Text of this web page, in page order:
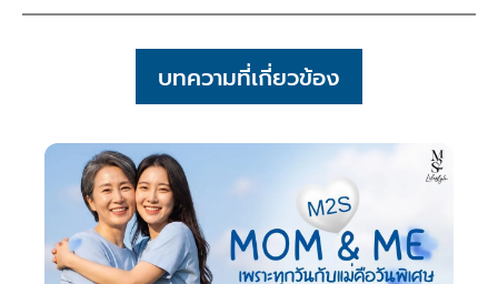
บทความที่เกี่ยวข้อง